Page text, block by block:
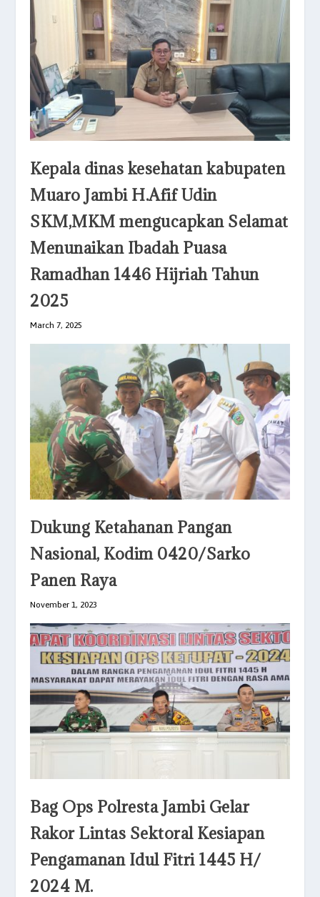
Kepala dinas kesehatan kabupaten
Muaro Jambi H.Afif Udin
SKM,MKM mengucapkan Selamat
Menunaikan Ibadah Puasa
Ramadhan 1446 Hijriah Tahun
2025
March 7, 2025
Dukung Ketahanan Pangan
Nasional, Kodim 0420/Sarko
Panen Raya
November 1, 2023
Bag Ops Polresta Jambi Gelar
Rakor Lintas Sektoral Kesiapan
Pengamanan Idul Fitri 1445 H/
2024 M.